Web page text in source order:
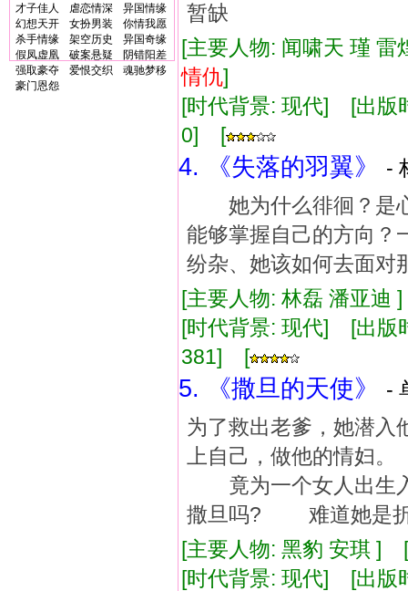
才子佳人
虐恋情深
异国情缘
幻想天开
女扮男装
你情我愿
杀手情缘
架空历史
异国奇缘
假凤虚凰
破案悬疑
阴错阳差
强取豪夺
爱恨交织
魂驰梦移
豪门恩怨
暂缺
[主要人物: 闻啸天 瑾
情仇]
[时代背景: 现代] [出
0] [
4. 《失落的羽翼》
-
她为什么徘徊？是
能够掌握自己的方向
纷杂、她该如何去面对
[主要人物: 林磊 潘亚
[时代背景: 现代] [出
381] [
5. 《撒旦的天使》
-
为了救出老爹，她潜
上自己，做他的情
竟为一个女人出生
撒旦吗? 难道她是折
[主要人物: 黑豹 安琪 ]
[时代背景: 现代] [出